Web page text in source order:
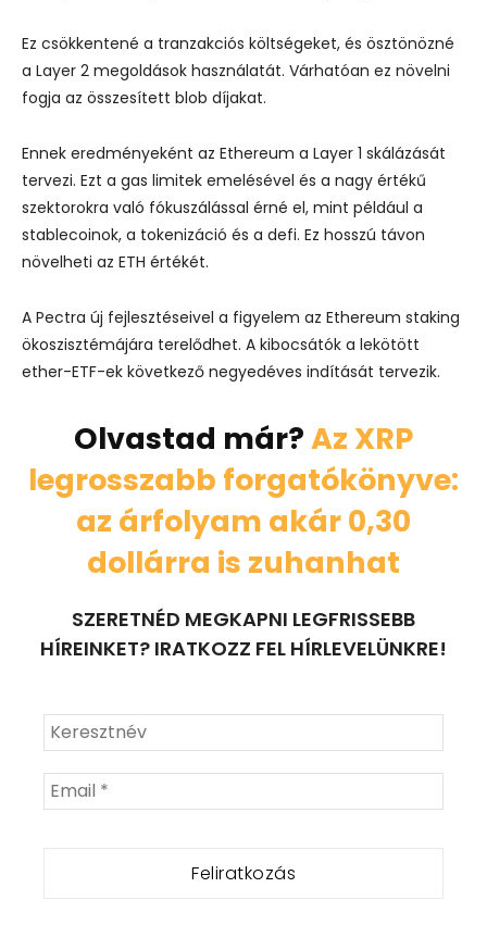
Ez csökkentené a tranzakciós költségeket, és ösztönözné
a Layer 2 megoldások használatát. Várhatóan ez növelni
fogja az összesített blob díjakat.
Ennek eredményeként az Ethereum a Layer 1 skálázását
tervezi. Ezt a gas limitek emelésével és a nagy értékű
szektorokra való fókuszálással érné el, mint például a
stablecoinok, a tokenizáció és a defi. Ez hosszú távon
növelheti az ETH értékét.
A Pectra új fejlesztéseivel a figyelem az Ethereum staking
ökoszisztémájára terelődhet. A kibocsátók a lekötött
ether-ETF-ek következő negyedéves indítását tervezik.
Olvastad már?Az XRP
legrosszabb forgatókönyve:
az árfolyam akár 0,30
dollárra is zuhanhat
SZERETNÉD MEGKAPNI LEGFRISSEBB
HÍREINKET? IRATKOZZ FEL HÍRLEVELÜNKRE!